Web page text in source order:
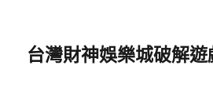
台灣財神娛樂城破解遊